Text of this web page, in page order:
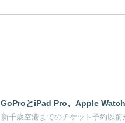
GoProとiPad Pro、Apple Watch
新千歳空港までのチケット予約以